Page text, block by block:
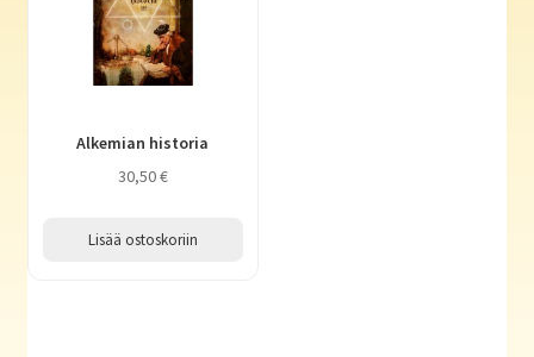
Alkemian historia
30,50€
Lisää ostoskoriin